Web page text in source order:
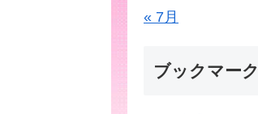
« 7月
ブックマーク